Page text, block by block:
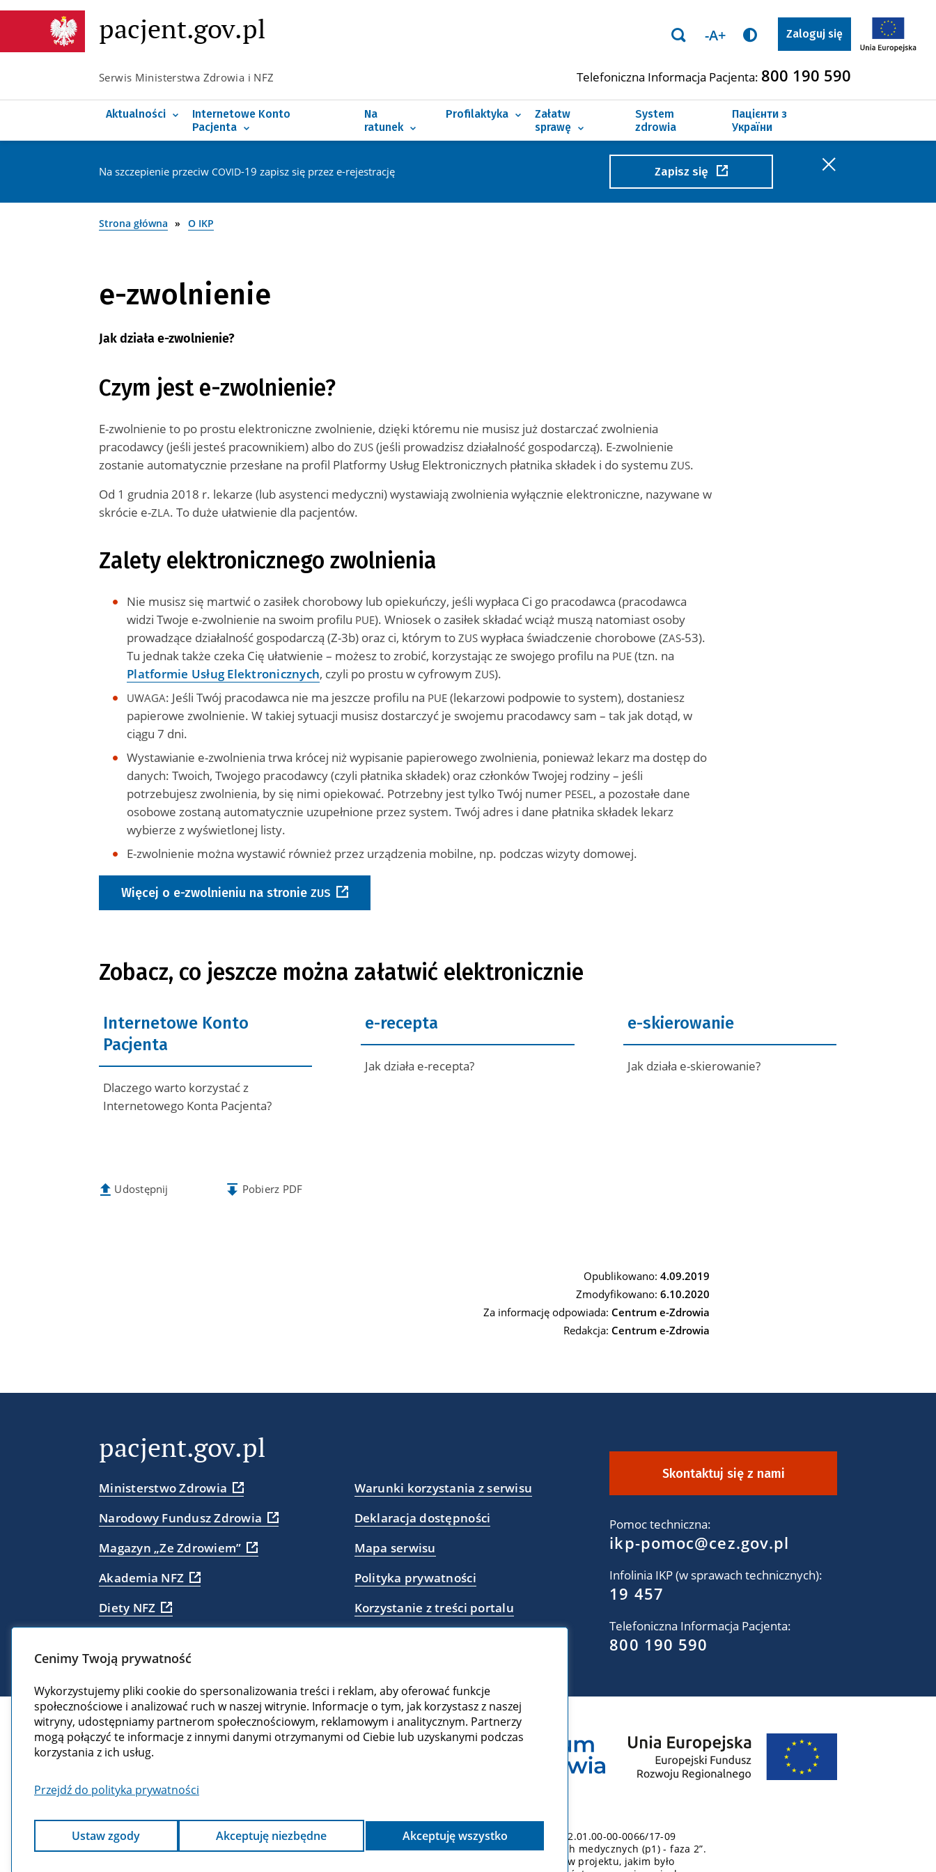
pacjent.gov.pl -A+ Zaloguj się
Serwis Ministerstwa Zdrowia i NFZ Telefoniczna Informacja Pacjenta: 800 190 590
Aktualności
Co nowego na IKP
Koronawirus
Rejestr chorób rzadkich
Internetowe Konto
Pacjenta
Poznaj e-receptę
Poznaj e-skierowanie
Poznaj e-zwolnienie
Na
ratunek
Szpitalny Oddział Ratunkowy (SOR)
Profilaktyka
Szczepienie ratuje życie
Załatw
sprawę
Szukam leku
Szukam wolnych terminów leczenia
System
zdrowia
Пацієнти з
України
Na szczepienie przeciw COVID-19 zapisz się przez e-rejestrację Zapisz się
Strona główna O IKP
e-zwolnienie
Jak działa e-zwolnienie?
Czym jest e-zwolnienie?
E-zwolnienie to po prostu elektroniczne zwolnienie, dzięki któremu nie musisz już dostarczać zwolnienia
pracodawcy (jeśli jesteś pracownikiem) albo do ZUS (jeśli prowadzisz działalność gospodarczą). E-zwolnienie
zostanie automatycznie przesłane na profil Platformy Usług Elektronicznych płatnika składek i do systemu ZUS.
Od 1 grudnia 2018 r. lekarze (lub asystenci medyczni) wystawiają zwolnienia wyłącznie elektroniczne, nazywane w
skrócie e-ZLA. To duże ułatwienie dla pacjentów.
Zalety elektronicznego zwolnienia
Nie musisz się martwić o zasiłek chorobowy lub opiekuńczy, jeśli wypłaca Ci go pracodawca (pracodawca
widzi Twoje e-zwolnienie na swoim profilu PUE). Wniosek o zasiłek składać wciąż muszą natomiast osoby
prowadzące działalność gospodarczą (Z-3b) oraz ci, którym to ZUS wypłaca świadczenie chorobowe (ZAS-53).
Tu jednak także czeka Cię ułatwienie – możesz to zrobić, korzystając ze swojego profilu na PUE (tzn. na
Platformie Usług Elektronicznych, czyli po prostu w cyfrowymZUS).
UWAGA: Jeśli Twój pracodawca nie ma jeszcze profilu na PUE (lekarzowi podpowie to system), dostaniesz
papierowe zwolnienie. W takiej sytuacji musisz dostarczyć je swojemu pracodawcy sam – tak jak dotąd, w
ciągu 7 dni.
Wystawianie e-zwolnienia trwa krócej niż wypisanie papierowego zwolnienia, ponieważ lekarz ma dostęp do
danych: Twoich, Twojego pracodawcy (czyli płatnika składek) oraz członków Twojej rodziny – jeśli
potrzebujesz zwolnienia, by się nimi opiekować. Potrzebny jest tylko Twój numer PESEL, a pozostałe dane
osobowe zostaną automatycznie uzupełnione przez system. Twój adres i dane płatnika składek lekarz
wybierze z wyświetlonej listy.
E-zwolnienie można wystawić również przez urządzenia mobilne, np. podczas wizyty domowej.
Więcej o e-zwolnieniu na stronie ZUS
Zobacz, co jeszcze można załatwić elektronicznie
Internetowe Konto
Pacjenta
Dlaczego warto korzystać z
Internetowego Konta Pacjenta?
e-recepta
Jak działa e-recepta?
e-skierowanie
Jak działa e-skierowanie?
Udostępnij
Pobierz PDF
Opublikowano: 4.09.2019
Zmodyfikowano: 6.10.2020
Za informację odpowiada: Centrum e-Zdrowia
Redakcja: Centrum e-Zdrowia
pacjent.gov.pl
Ministerstwo Zdrowia
Narodowy Fundusz Zdrowia
Magazyn „Ze Zdrowiem”
Akademia NFZ
Diety NFZ
Warunki korzystania z serwisu
Deklaracja dostępności
Mapa serwisu
Polityka prywatności
Korzystanie z treści portalu
Skontaktuj się z nami
Pomoc techniczna:
ikp-pomoc@cez.gov.pl
Infolinia IKP (w sprawach technicznych):
19 457
Telefoniczna Informacja Pacjenta:
800 190 590
Portal pacjent.gov.pl został utworzony i sfinansowany ze środków UE w ramach projektu POPC.02.01.00-00-0066/17-09
„Elektroniczna platforma gromadzenia, analizy i udostępniania zasobów cyfrowych o zdarzeniach medycznych (p1) - faza 2”.
Całkowita wartość projektu: 292 384 371,57 zł. Portal powstał w ramach realizacji jednego z celów projektu, jakim było
Cenimy Twoją prywatność
Wykorzystujemy pliki cookie do spersonalizowania treści i reklam, aby oferować funkcje
społecznościowe i analizować ruch w naszej witrynie. Informacje o tym, jak korzystasz z naszej
witryny, udostępniamy partnerom społecznościowym, reklamowym i analitycznym. Partnerzy
mogą połączyć te informacje z innymi danymi otrzymanymi od Ciebie lub uzyskanymi podczas
korzystania z ich usług.
Przejdź do polityka prywatności
Ustaw zgody Akceptuję niezbędne Akceptuję wszystko